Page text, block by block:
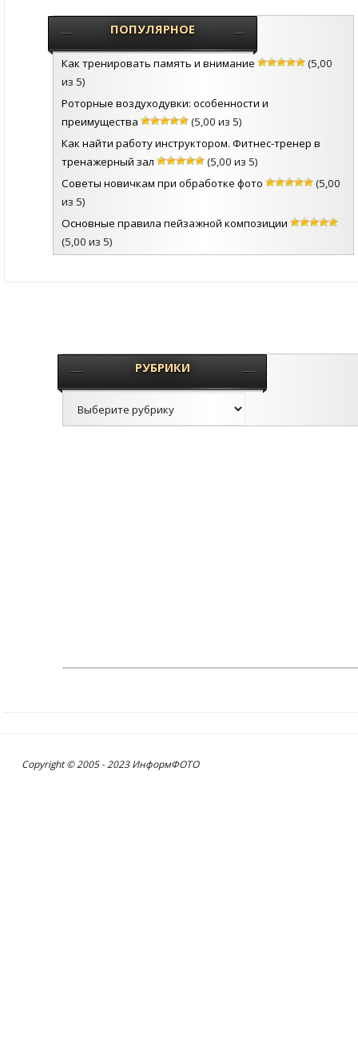
ПОПУЛЯРНОЕ
Как тренировать память и внимание
(5,00
из 5)
Роторные воздуходувки: особенности и
преимущества
(5,00 из 5)
Как найти работу инструктором. Фитнес-тренер в
тренажерный зал
(5,00 из 5)
Советы новичкам при обработке фото
(5,00
из 5)
Основные правила пейзажной композиции
(5,00 из 5)
РУБРИКИ
Copyright © 2005 - 2023 ИнформФОТО